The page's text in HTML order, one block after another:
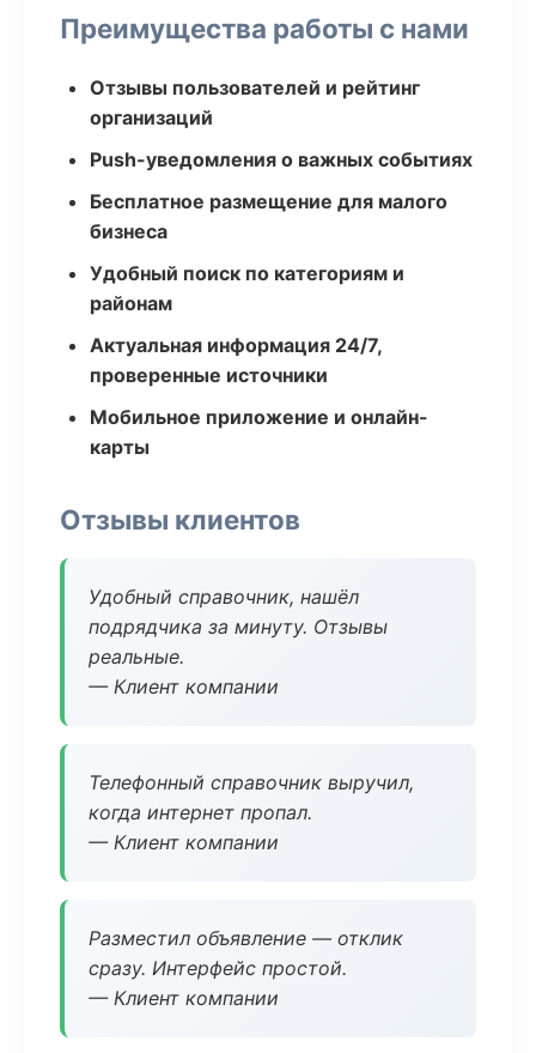
Преимущества работы с нами
Отзывы пользователей и рейтинг
организаций
Push-уведомления о важных событиях
Бесплатное размещение для малого
бизнеса
Удобный поиск по категориям и
районам
Актуальная информация 24/7,
проверенные источники
Мобильное приложение и онлайн-
карты
Отзывы клиентов
Удобный справочник, нашёл
подрядчика за минуту. Отзывы
реальные.
— Клиент компании
Телефонный справочник выручил,
когда интернет пропал.
— Клиент компании
Разместил объявление — отклик
сразу. Интерфейс простой.
— Клиент компании